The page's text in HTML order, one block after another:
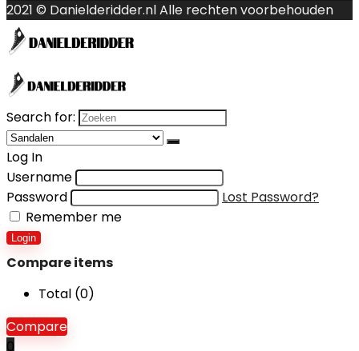
2021 © Danielderidder.nl Alle rechten voorbehouden
Search for:
Log In
Username
Password
Lost Password?
Remember me
Login
Compare items
Total (0)
Compare
0